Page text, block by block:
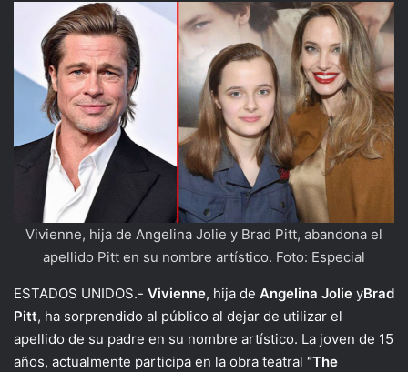
Vivienne, hija de Angelina Jolie y Brad Pitt, abandona el
apellido Pitt en su nombre artístico. Foto: Especial
ESTADOS UNIDOS.- Vivienne, hija de Angelina Jolie yBrad
Pitt, ha sorprendido al público al dejar de utilizar el
apellido de su padre en su nombre artístico. La joven de 15
años, actualmente participa en la obra teatral “The